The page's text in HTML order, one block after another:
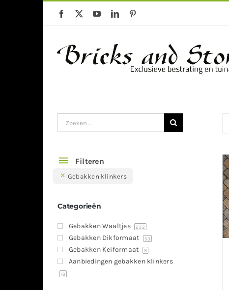
Zoeken
naar:
Filteren
Gebakken klinkers
Categorieën
Gebakken Waaltjes 232
Gebakken Dikformaat 53
Gebakken Keiformaat 8
Aanbiedingen gebakken klinkers
18